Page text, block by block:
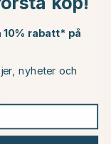
Beige
Svart
10% rabatt* på
nyheter och